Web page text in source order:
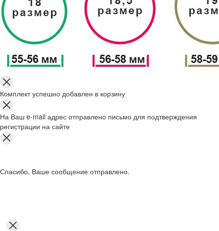
Комплект успешно добавлен в корзину
На Ваш e-mail адрес отправлено письмо для подтверждения
регистрации на сайте
Спасибо, Ваше сообщение отправлено.